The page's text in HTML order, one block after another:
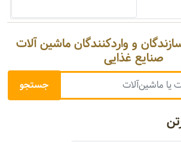
و واردکنندگان ماشین آلات
صنایع غذایی